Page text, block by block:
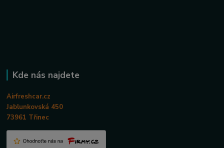
Kde nás najdete
Airfreshcar.cz
Jablunkovská 450
73961 Třinec